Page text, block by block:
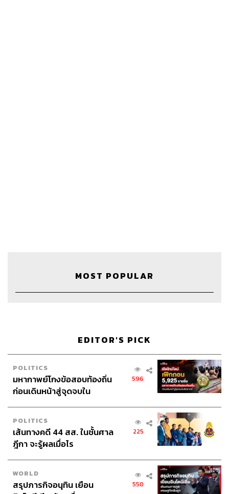
MOST POPULAR
EDITOR'S PICK
POLITICS
มหากาพย์โกงข้อสอบท้องถิ่น
ก่อนเดินหน้าสู่จุดจบใน
596
POLITICS
เส้นทางคดี 44 สส. ในชั้นศาล
ฎีกา จะรู้ผลเมื่อไร
225
WORLD
สรุปภารกิจอนุทิน เยือน
550